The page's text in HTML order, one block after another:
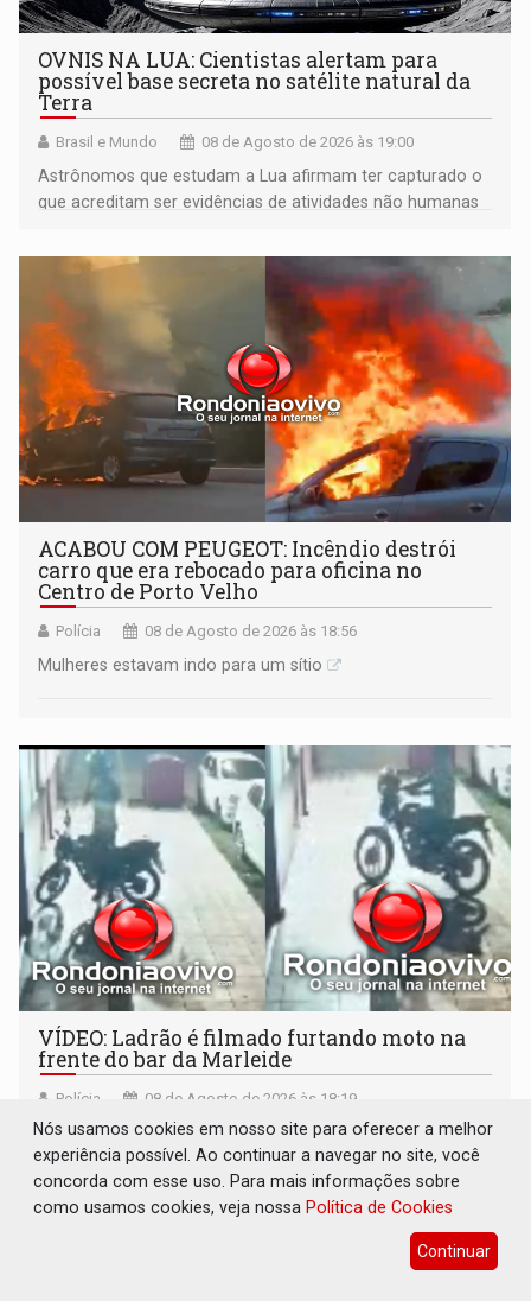
OVNIS NA LUA: Cientistas alertam para
possível base secreta no satélite natural da
Terra
Brasil e Mundo 08 de Agosto de 2026 às 19:00
Astrônomos que estudam a Lua afirmam ter capturado o
que acreditam ser evidências de atividades não humanas
órbita
ACABOU COM PEUGEOT: Incêndio destrói
carro que era rebocado para oficina no
Centro de Porto Velho
Polícia 08 de Agosto de 2026 às 18:56
Mulheres estavam indo para um sítio
VÍDEO: Ladrão é filmado furtando moto na
frente do bar da Marleide
Polícia 08 de Agosto de 2026 às 18:19
Dona do veículo esqueceu a chave na ignição
Nós usamos cookies em nosso site para oferecer a melhor
experiência possível. Ao continuar a navegar no site, você
concorda com esse uso. Para mais informações sobre
como usamos cookies, veja nossa Política de Cookies
Continuar